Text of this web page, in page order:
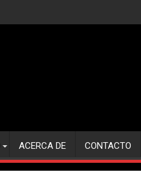
ACERCA DE CONTACTO